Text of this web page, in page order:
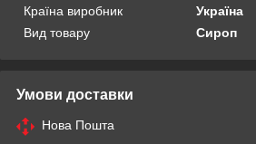
Країна виробник
Україна
Вид товару
Сироп
Умови доставки
Нова Пошта